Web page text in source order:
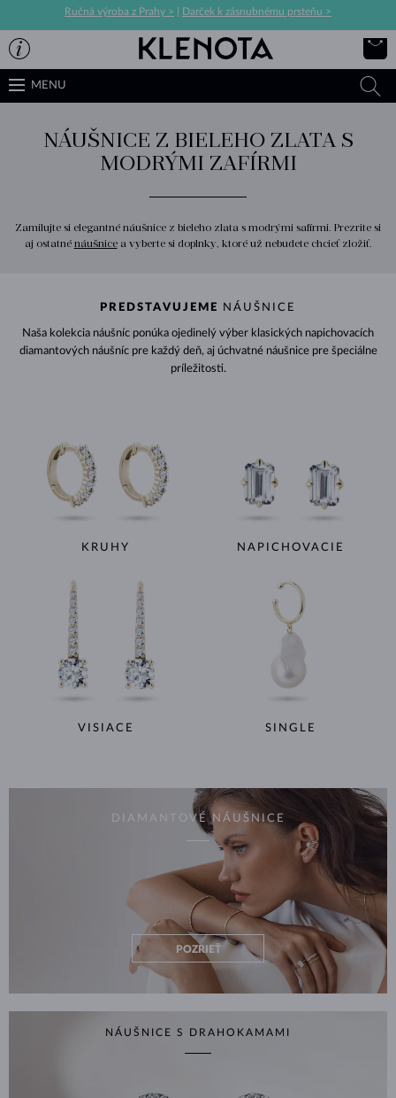
Ručná výroba z Prahy > Darček k zásnubnému prsteňu >
MENU
NÁUŠNICE Z BIELEHO ZLATA S
MODRÝMI ZAFÍRMI
Zamilujte si elegantné náušnice z bieleho zlata s modrými safírmi. Prezrite si
aj ostatné náušnicea vyberte si doplnky, ktoré už nebudete chcieť zložiť.
PREDSTAVUJEME NÁUŠNICE
Naša kolekcia náušníc ponúka ojedinelý výber klasických napichovacích
diamantových náušníc pre každý deň, aj úchvatné náušnice pre špeciálne
príležitosti.
KRUHY NAPICHOVACIE
VISIACE SINGLE
DIAMANTOVÉ NÁUŠNICE
POZRIEŤ
NÁUŠNICE S DRAHOKAMAMI